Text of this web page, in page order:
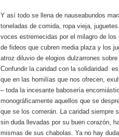
Y así todo se llena de nauseabundos
toneladas de comida, ropa vieja,
voces estremecidas por el milagro de
de fideos que cubren media plaza y los
atroz diluvio de elogios dulzarrones
Confundir la caridad con la solidaridad
que en las homilías que nos ofrecen,
– toda la incesante babosería
monográficamente aquellos que se
que se los comerán. La caridad siempre
sin duda llevadas por su buen corazón,
mismas de sus chabolas. Ya no hay